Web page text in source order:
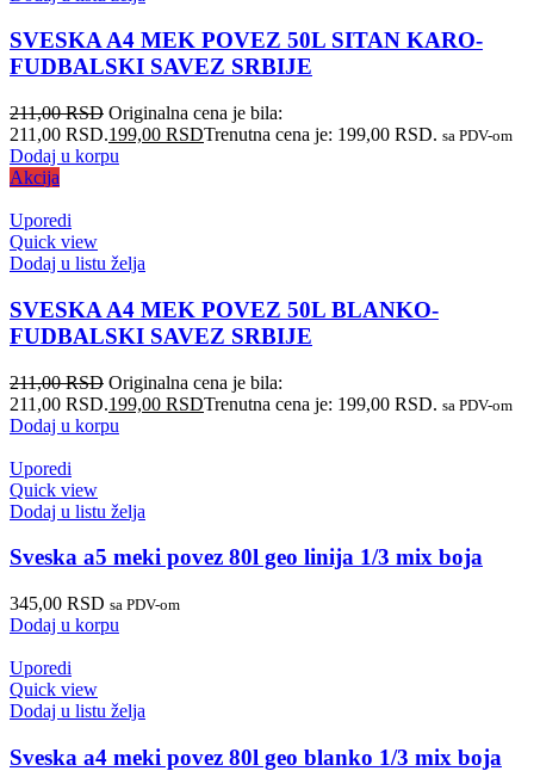
SVESKA A4 MEK POVEZ 50L SITAN KARO-
FUDBALSKI SAVEZ SRBIJE
211,00RSD Originalna cena je bila:
211,00 RSD.199,00 RSDTrenutna cena je: 199,00 RSD. sa PDV-om
Dodaj u korpu
Akcija
Uporedi
Quick view
Dodaj u listu želja
SVESKA A4 MEK POVEZ 50L BLANKO-
FUDBALSKI SAVEZ SRBIJE
211,00RSD Originalna cena je bila:
211,00 RSD.199,00 RSDTrenutna cena je: 199,00 RSD. sa PDV-om
Dodaj u korpu
Uporedi
Quick view
Dodaj u listu želja
Sveska a5 meki povez 80l geo linija 1/3 mix boja
345,00 RSD sa PDV-om
Dodaj u korpu
Uporedi
Quick view
Dodaj u listu želja
Sveska a4 meki povez 80l geo blanko 1/3 mix boja